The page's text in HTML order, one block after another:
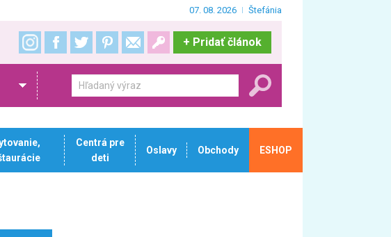
07. 08. 2026 Štefánia
+ Pridať článok
Centrá pre
deti
Oslavy Obchody ESHOP